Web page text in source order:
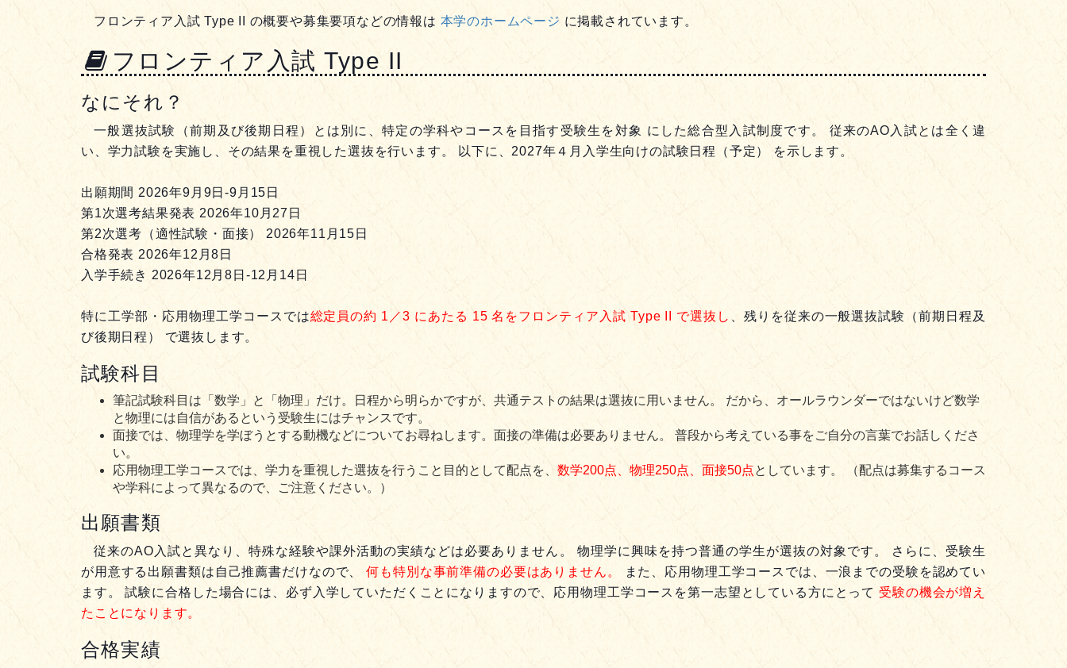
フロンティア入試 Type II の概要や募集要項などの情報は 本学のホームページ に掲載されています。
フロンティア入試 Type II
なにそれ？
一般選抜試験（前期及び後期日程）とは別に、特定の学科やコースを目指す受験生を対象 にした総合型入試制度です。 従来のAO入試とは全く違
い、学力試験を実施し、その結果を重視した選抜を行います。
以下に、2027年４月入学生向けの試験日程（予定） を示します。
出願期間 2026年9月9日-9月15日
第1次選考結果発表 2026年10月27日
第2次選考（適性試験・面接） 2026年11月15日
合格発表 2026年12月8日
入学手続き 2026年12月8日-12月14日
特に工学部・応用物理工学コースでは総定員の約 1／3 にあたる 15 名をフロンティア入試 Type II で選抜し
、残りを従来の一般選抜試験（前期日程及
び後期日程） で選抜します。
試験科目
筆記試験科目は「数学」と「物理」だけ。日程から明らかですが、共通テストの結果は選抜に用いません。 だから、オールラウンダーではないけど数学
と物理には自信があるという受験生にはチャンスです。
面接では、物理学を学ぼうとする動機などについてお尋ねします。面接の準備は必要ありません。 普段から考えている事をご自分の言葉でお話しくださ
い。
応用物理工学コースでは、学力を重視した選抜を行うこと目的として配点を、 数学200点、物理250点、面接50点としています。 （配点は募集するコース
や学科によって異なるので、ご注意ください。）
出願書類
従来のAO入試と異なり、特殊な経験や課外活動の実績などは必要ありません。 物理学に興味を持つ普通の学生が選抜の対象です。 さらに、受験生
が用意する出願書類は自己推薦書だけなので、何も特別な事前準備の必要はありません。
また、応用物理工学コースでは、一浪までの受験を認めてい
ます。 試験に合格した場合には、必ず入学していただくことになりますので、応用物理工学コースを第一志望としている方にとって 受験の機会が増え
たことになります。
合格実績